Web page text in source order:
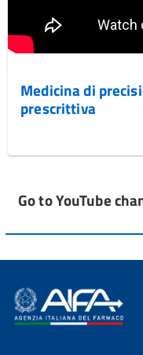
Medicina di
prescrittiva
Go to YouTube